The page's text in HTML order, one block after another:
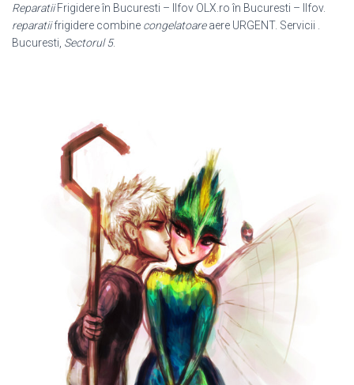
ReparatiiFrigidere în Bucuresti – Ilfov OLX.ro în Bucuresti – Ilfov.
reparatiifrigidere combine congelatoareaere URGENT. Servicii .
Bucuresti, Sectorul 5.